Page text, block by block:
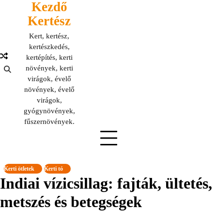
Kezdő
Kertész
Kert, kertész,
kertészkedés,
kertépítés, kerti
növények, kerti
virágok, évelő
növények, évelő
virágok,
gyógynövények,
fűszernövények.
Kerti ötletek Kerti tó
Indiai vízicsillag: fajták, ültetés,
metszés és betegségek